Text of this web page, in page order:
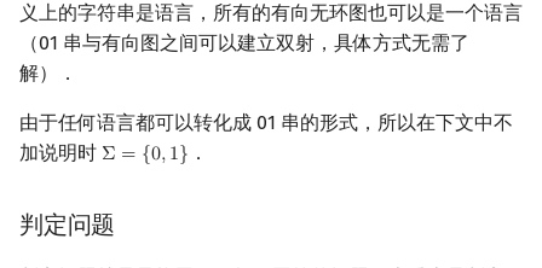
GUIDE
CP Editor
LaTeX 入门
Git
锦标赛排序
排序相关 STL
优化
动态 DP
概率 DP
DP 套 DP
后缀自动机 (SAM)
后缀平衡树
广义后缀自动机
中国剩余定理
阶乘取模
多项式与生成函数 符号化方法
形式幂级数复合|复合逆
组合数学
分拆数
Pólya 计数
线性代数
Jordan标准型
树状数组
线段树
划分树
树哈希
拆点
连通性相关
环计数问题
随机增量法
反演变换
计算几何杂项
不可计算问题
停机问题
丘奇 - 图灵论题
义上的字符串是语言，所有的有向无环图也可以是一个语言
（01 串与有向图之间可以建立双射，具体方式无需了
解）．
由于任何语言都可以转化成 01 串的形式，所以在下文中不
加说明时 Σ = {0,1}
Σ= {0 1} ．
判定问题